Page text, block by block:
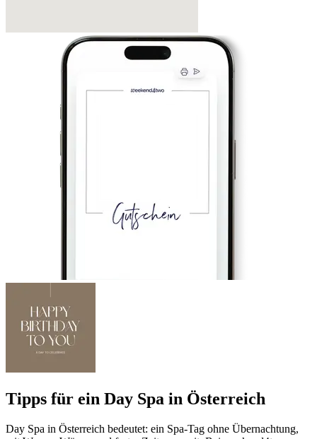
Tipps für ein Day Spa in Österreich
Day Spa in Österreich bedeutet: ein Spa-Tag ohne Übernachtung,